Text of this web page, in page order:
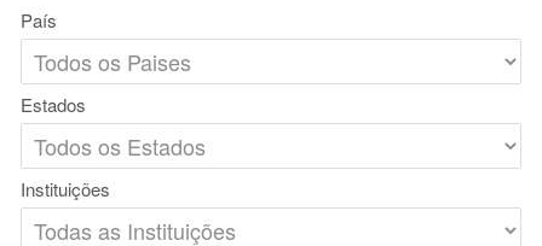
País
Estados
Instituições